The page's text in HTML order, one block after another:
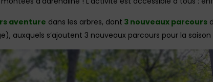
aventure dans les arbres, dont 3 nouveaux parcours
auxquels s’ajoutent 3 nouveaux parcours pour la saison